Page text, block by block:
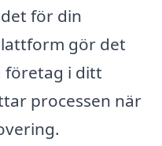
för din
gör det
företag i ditt
processen när